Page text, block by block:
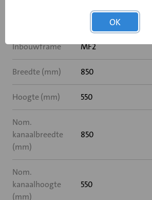
Inbouwframe MF2
Breedte (mm) 850
Hoogte (mm) 550
Nom.
kanaalbreedte
(mm)
850
Nom.
kanaalhoogte
(mm)
550
OK